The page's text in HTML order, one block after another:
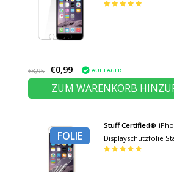
Filmglas aus
€8,95 €0,99 AUF LAGER
ZUM WARENKORB
FOLIE
Stuff Certified®
Displayschutzfolie
Folie